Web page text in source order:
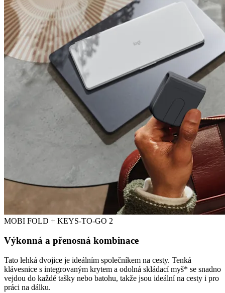
MOBI FOLD + KEYS-TO-GO 2
Výkonná a přenosná kombinace
Tato lehká dvojice je ideálním společníkem na cesty. Tenká
klávesnice s integrovaným krytem a odolná skládací myš* se snadno
vejdou do každé tašky nebo batohu, takže jsou ideální na cesty i pro
práci na dálku.